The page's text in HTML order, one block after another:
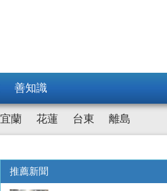
善知識
宜蘭 花蓮 台東 離島
推薦新聞